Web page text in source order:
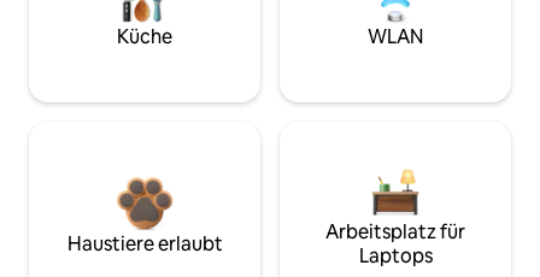
Küche WLAN
Haustiere erlaubt
Arbeitsplatz für
Laptops